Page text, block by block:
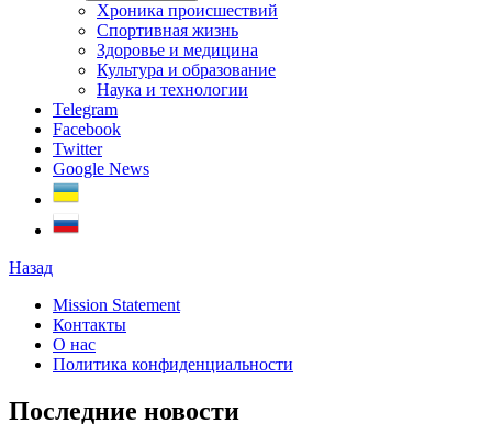
Хроника происшествий
Спортивная жизнь
Здоровье и медицина
Культура и образование
Наука и технологии
Telegram
Facebook
Twitter
Google News
Назад
Mission Statement
Контакты
О нас
Политика конфиденциальности
Последние новости